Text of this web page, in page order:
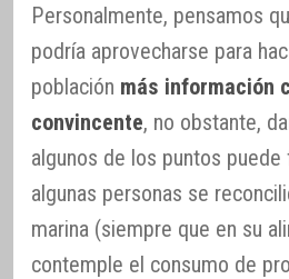
Personalmente, pensamos
podría aprovecharse para
población más información
convincente, no obstante,
algunos de los puntos
algunas personas se
marina (siempre que en su
contemple el consumo de